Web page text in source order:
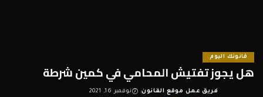
قانونك اليوم
هل يجوز تفتيش المحامي في كمين شرطة
Posted
فريق عمل موقع القانون نوفمبر 16, 2021